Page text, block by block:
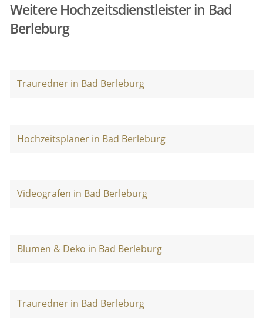
Weitere Hochzeitsdienstleister in Bad
Berleburg
Trauredner in Bad Berleburg
Hochzeitsplaner in Bad Berleburg
Videografen in Bad Berleburg
Blumen & Deko in Bad Berleburg
Trauredner in Bad Berleburg